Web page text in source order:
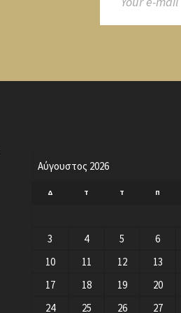
Αύγουστος 2026
Δ Τ Τ Π
3
4 5 6
10
11 12 13
17
18 19 20
24
25 26 27